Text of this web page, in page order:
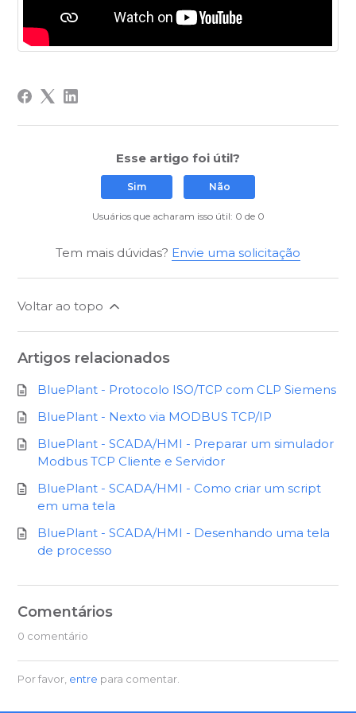
Esse artigo foi útil?
Sim Não
Usuários que acharam isso útil: 0 de 0
Tem mais dúvidas? Envie uma solicitação
Voltar ao topo
Artigos relacionados
BluePlant - Protocolo ISO/TCP com CLP Siemens
BluePlant - Nexto via MODBUS TCP/IP
BluePlant - SCADA/HMI - Preparar um simulador
Modbus TCP Cliente e Servidor
BluePlant - SCADA/HMI - Como criar um script
em uma tela
BluePlant - SCADA/HMI - Desenhando uma tela
de processo
Comentários
0 comentário
Por favor, entre para comentar.